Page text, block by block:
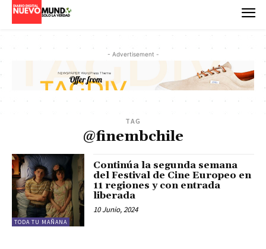
- Advertisement -
TAG
@finembchile
TODA TU MAÑANA
Continúa la segunda semana
del Festival de Cine Europeo en
11 regiones y con entrada
liberada
10 Junio, 2024